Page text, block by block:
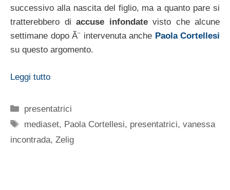
successivo alla nascita del figlio, ma a quanto pare si
tratterebbero di accuse infondatevisto che alcune
settimane dopo Ã¨ intervenuta anche Paola Cortellesi
su questo argomento.
Leggi tutto
Categorie
presentatrici
Tag
mediaset, Paola Cortellesi, presentatrici,vanessa
incontrada, Zelig